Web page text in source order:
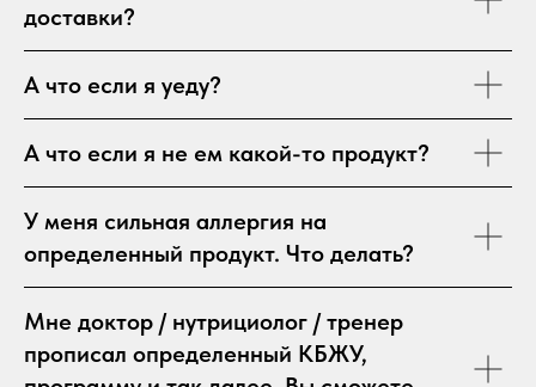
доставки?
А что если я уеду?
А что если я не ем какой-то продукт?
У меня сильная аллергия на
определенный продукт. Что делать?
Мне доктор / нутрициолог / тренер
прописал определенный КБЖУ,